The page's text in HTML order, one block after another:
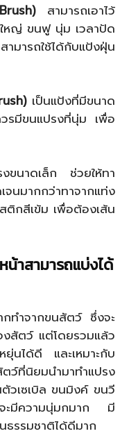
สามารถเอาไว้
หญ่ ขนฟู นุ่ม เวลาปัด
มารถใช้ได้กับแป้งฝุ่น
เป็นแป้งที่มีขนาด
รมีขนแปรงที่นุ่ม เพื่อ
ขนาดเล็ก ช่วยให้ทา
มากกว่าทาจากแท่ง
กสีเข้ม เพื่อต้องเส้น
าสามารถแบ่งได้
กทำจากขนสัตว์ ซึ่งจะ
สัตว์ แต่โดยรวมแล้ว
นได้ดี และเหมาะกับ
ที่นิยมนำมาทำแปรง
วเซเบิล ขนมิงค์ ขนวี
มีความนุ่มกมาก มี
ธรรมชาติได้ดีมาก